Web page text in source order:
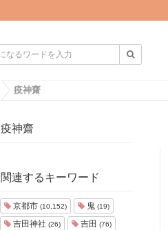
疫神齋
疫神齋
関連するキーワード
京都市 (10,152) 鬼 (19)
吉田神社 (26) 吉田 (76)